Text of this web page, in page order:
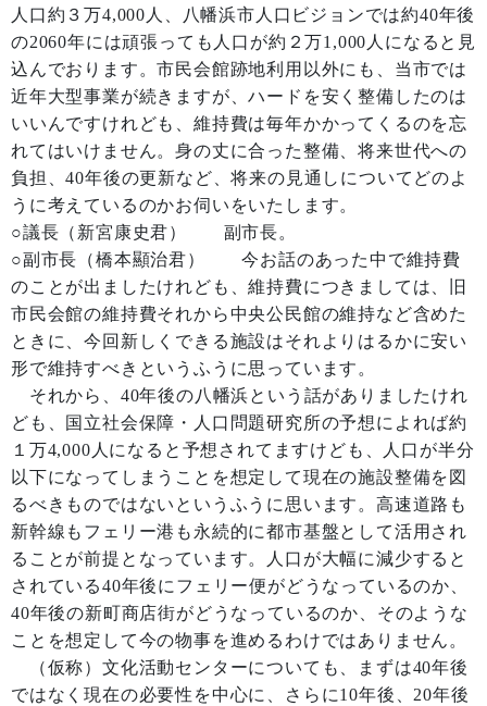
人口約３万4,000人、八幡浜市人口ビジョンでは約40年後
の2060年には頑張っても人口が約２万1,000人になると見
込んでおります。市民会館跡地利用以外にも、当市では
近年大型事業が続きますが、ハードを安く整備したのは
いいんですけれども、維持費は毎年かかってくるのを忘
れてはいけません。身の丈に合った整備、将来世代への
負担、40年後の更新など、将来の見通しについてどのよ
うに考えているのかお伺いをいたします。
○議長（新宮康史君） 副市長。
○副市長（橋本顯治君） 今お話のあった中で維持費
のことが出ましたけれども、維持費につきましては、旧
市民会館の維持費それから中央公民館の維持など含めた
ときに、今回新しくできる施設はそれよりはるかに安い
形で維持すべきというふうに思っています。
それから、40年後の八幡浜という話がありましたけれ
ども、国立社会保障・人口問題研究所の予想によれば約
１万4,000人になると予想されてますけども、人口が半分
以下になってしまうことを想定して現在の施設整備を図
るべきものではないというふうに思います。高速道路も
新幹線もフェリー港も永続的に都市基盤として活用され
ることが前提となっています。人口が大幅に減少すると
されている40年後にフェリー便がどうなっているのか、
40年後の新町商店街がどうなっているのか、そのような
ことを想定して今の物事を進めるわけではありません。
（仮称）文化活動センターについても、まずは40年後
ではなく現在の必要性を中心に、さらに10年後、20年後